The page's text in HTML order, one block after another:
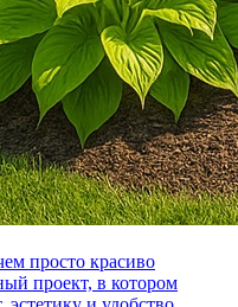
просто красиво
проект, в котором